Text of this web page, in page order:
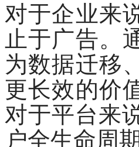
对于企业来
止于广告。
为数据迁移
更长效的价
对于平台来
户全生命周